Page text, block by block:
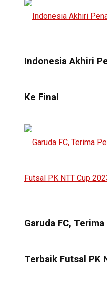
Indonesia Akhiri
Ke Final
Garuda FC,
Terbaik Futsal PK